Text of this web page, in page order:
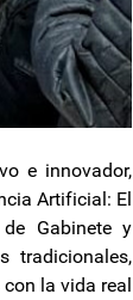
e innovador,
Artificial: El
Gabinete y
tradicionales,
la vida real